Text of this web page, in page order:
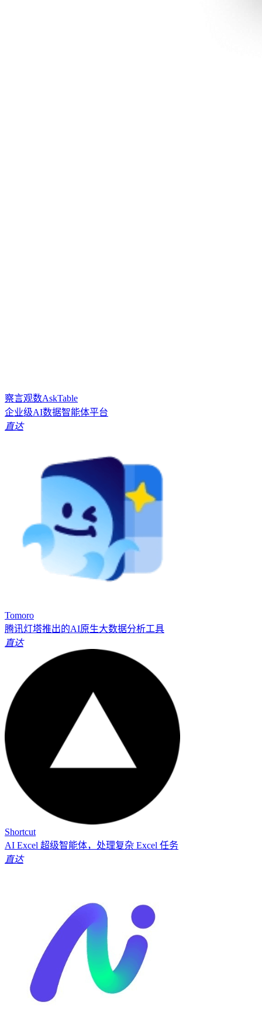
察言观数AskTable
企业级AI数据智能体平台
直达
Tomoro
腾讯灯塔推出的AI原生大数据分析工具
直达
Shortcut
AI Excel 超级智能体，处理复杂 Excel 任务
直达